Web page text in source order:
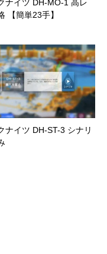
ナイツ DH-MO-1 高レ
【簡単23手】
ナイツ DH-ST-3 シナリ